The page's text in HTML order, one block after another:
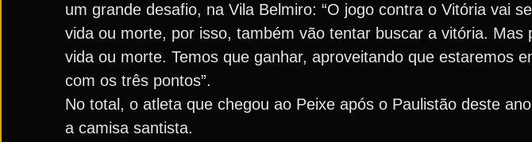
um grande desafio, na Vila Belmiro: “O jogo contra o Vitória vai
vida ou morte, por isso, também vão tentar buscar a vitória.
vida ou morte. Temos que ganhar, aproveitando que estaremos
com os três pontos”.
No total, o atleta que chegou ao Peixe após o Paulistão deste
a camisa santista.